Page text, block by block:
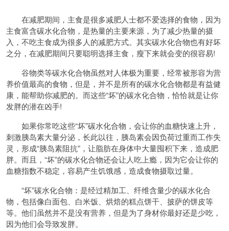
在减肥期间，主食是很多减肥人士都不爱选择的食物，因为
主食富含碳水化合物，是热量的主要来源，为了减少热量的摄
入，不吃主食成为很多人的减肥方式。其实碳水化合物也有好坏
之分，在减肥期间只要聪明选择主食，瘦下来就会变的很容易!
谷物类等碳水化合物虽然对人体极为重要，经常被形容为营
养价值最高的食物，但是，并不是所有的碳水化合物都是有益健
康，能帮助你减肥的。而这些“坏”的碳水化合物，恰恰就是让你
发胖的潜在凶手!
如果你常吃这些“坏”碳水化合物，会让你的血糖快速上升，
刺激胰岛素大量分泌，长此以往，胰岛素会因负荷过重而工作失
灵，形成“胰岛素阻抗”，让脂肪在身体中大量囤积下来，造成肥
胖。而且，“坏”的碳水化合物还会让人吃上瘾，因为它会让你的
血糖指数不稳定，容易产生饥饿感，造成食物摄取过量。
“坏”碳水化合物：是经过精加工、纤维含量少的碳水化合
物，包括像白面包、白米饭、烘焙的糕点饼干、披萨的饼皮等
等。他们虽然并不是没有营养，但是为了身材你最好还是少吃，
因为他们会导致发胖。